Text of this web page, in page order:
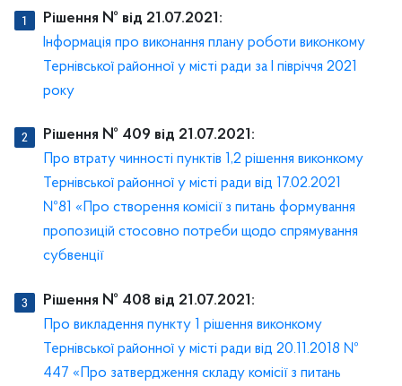
Рішення № від 21.07.2021:
Інформація про виконання плану роботи виконкому
Тернівської районної у місті ради за І півріччя 2021
року
Рішення № 409 від 21.07.2021:
Про втрату чинності пунктів 1,2 рішення виконкому
Тернівської районної у місті ради від 17.02.2021
№81 «Про створення комісії з питань формування
пропозицій стосовно потреби щодо спрямування
субвенції
Рішення № 408 від 21.07.2021:
Про викладення пункту 1 рішення виконкому
Тернівської районної у місті ради від 20.11.2018 №
447 «Про затвердження складу комісії з питань